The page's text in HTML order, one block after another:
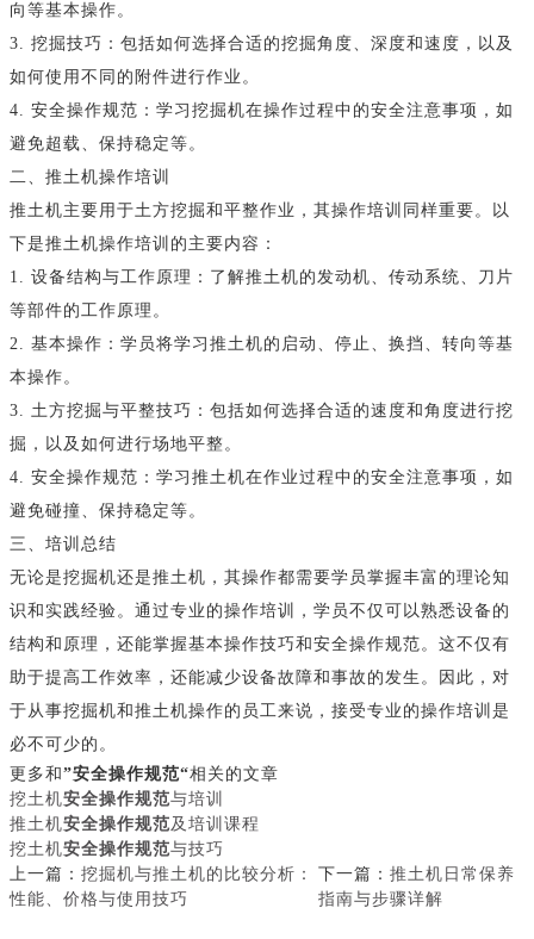
向等基本操作。
3. 挖掘技巧：包括如何选择合适的挖掘角度、深度和速度，以及
如何使用不同的附件进行作业。
4. 安全操作规范：学习挖掘机在操作过程中的安全注意事项，如
避免超载、保持稳定等。
二、推土机操作培训
推土机主要用于土方挖掘和平整作业，其操作培训同样重要。以
下是推土机操作培训的主要内容：
1. 设备结构与工作原理：了解推土机的发动机、传动系统、刀片
等部件的工作原理。
2. 基本操作：学员将学习推土机的启动、停止、换挡、转向等基
本操作。
3. 土方挖掘与平整技巧：包括如何选择合适的速度和角度进行挖
掘，以及如何进行场地平整。
4. 安全操作规范：学习推土机在作业过程中的安全注意事项，如
避免碰撞、保持稳定等。
三、培训总结
无论是挖掘机还是推土机，其操作都需要学员掌握丰富的理论知
识和实践经验。通过专业的操作培训，学员不仅可以熟悉设备的
结构和原理，还能掌握基本操作技巧和安全操作规范。这不仅有
助于提高工作效率，还能减少设备故障和事故的发生。因此，对
于从事挖掘机和推土机操作的员工来说，接受专业的操作培训是
必不可少的。
更多和 ”安全操作规范“相关的文章
挖土机安全操作规范与培训
推土机安全操作规范及培训课程
挖土机安全操作规范与技巧
上一篇： 挖掘机与推土机的比较分析：
性能、价格与使用技巧
下一篇： 推土机日常保养
指南与步骤详解